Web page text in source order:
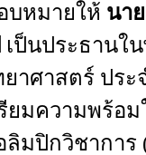
บหมายให้ นา
เป็นประธานใ
ยาศาสตร์ ประ
ยมความพร้อ
ลิมปิกวิชาการ